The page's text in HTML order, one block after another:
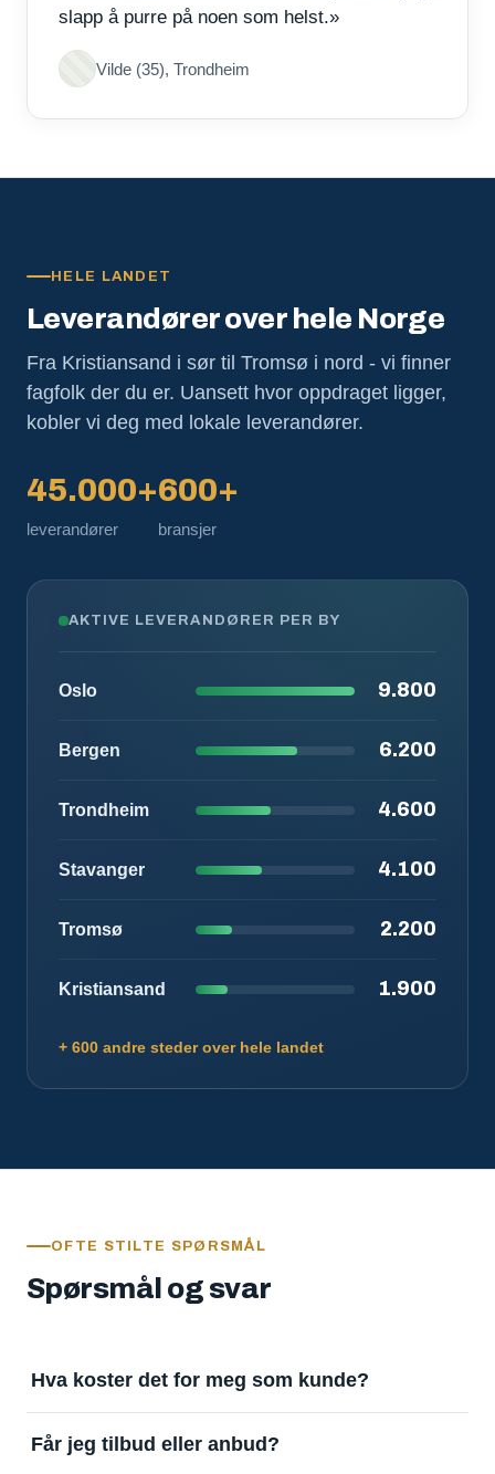
slapp å purre på noen som helst.»
Vilde (35), Trondheim
HELE LANDET
Leverandører over hele Norge
Fra Kristiansand i sør til Tromsø i nord - vi finner
fagfolk der du er. Uansett hvor oppdraget ligger,
kobler vi deg med lokale leverandører.
45.000+
leverandører
600+
bransjer
AKTIVE LEVERANDØRER PER BY
Oslo 9.800
Bergen 6.200
Trondheim 4.600
Stavanger 4.100
Tromsø 2.200
Kristiansand 1.900
+ 600 andre steder over hele landet
OFTE STILTE SPØRSMÅL
Spørsmål og svar
Hva koster det for meg som kunde?
å motta svar. Tjenesten finansieres av
Får jeg tilbud eller anbud?